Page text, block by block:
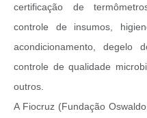
certificação de
controle de insumos,
acondicionamento, degelo
controle de qualidade
outros.
A Fiocruz (Fundação